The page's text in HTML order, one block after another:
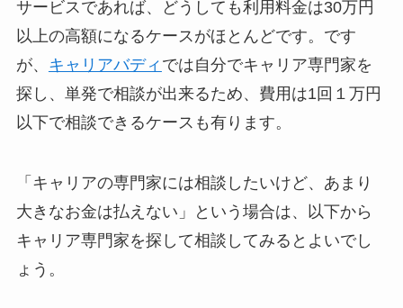
サービスであれば、どうしても利用料金は30万円
以上の高額になるケースがほとんどです。です
が、 キャリアバディ では自分でキャリア専門家を
探し、単発で相談が出来るため、費用は1回１万円
以下で相談できるケースも有ります。
「キャリアの専門家には相談したいけど、あまり
大きなお金は払えない」という場合は、以下から
キャリア専門家を探して相談してみるとよいでし
ょう。